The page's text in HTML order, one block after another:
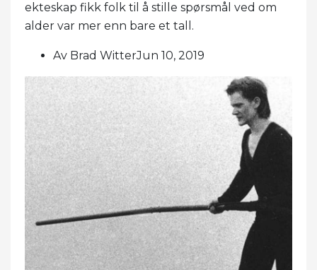
ekteskap fikk folk til å stille spørsmål ved om
alder var mer enn bare et tall.
Av Brad WitterJun 10, 2019